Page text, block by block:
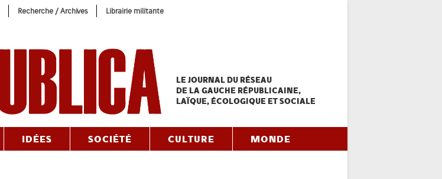
Recherche / Archives Librairie militante
LE JOURNAL DU RÉSEAU
DE LA GAUCHE RÉPUBLICAINE,
LAÏQUE, ÉCOLOGIQUE ET SOCIALE
IDÉES SOCIÉTÉ CULTURE MONDE